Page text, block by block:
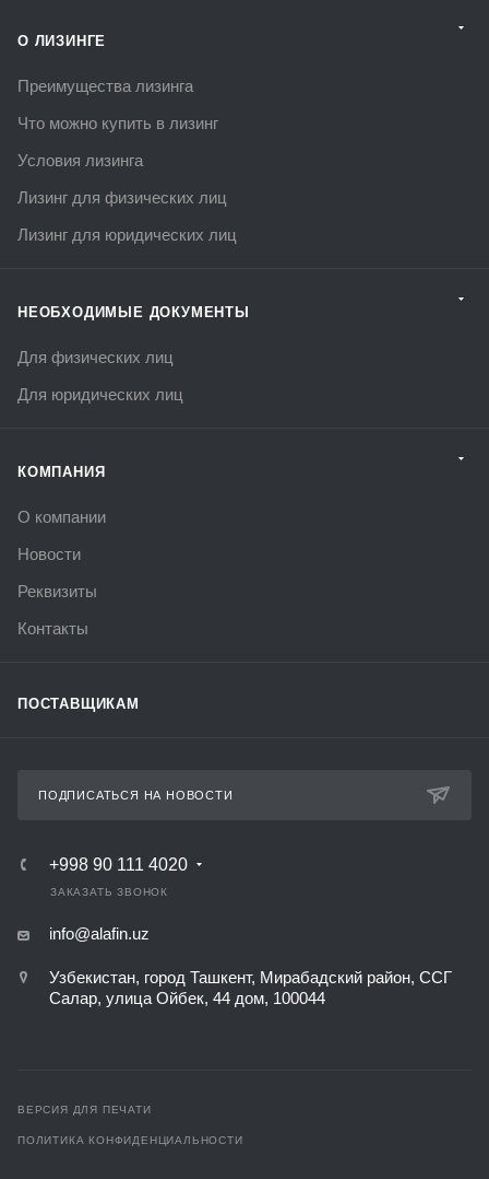
О ЛИЗИНГЕ
Преимущества лизинга
Что можно купить в лизинг
Условия лизинга
Лизинг для физических лиц
Лизинг для юридических лиц
НЕОБХОДИМЫЕ ДОКУМЕНТЫ
Для физических лиц
Для юридических лиц
КОМПАНИЯ
О компании
Новости
Реквизиты
Контакты
ПОСТАВЩИКАМ
ПОДПИСАТЬСЯ НА НОВОСТИ
+998 90 111 4020
ЗАКАЗАТЬ ЗВОНОК
info@alafin.uz
Узбекистан, город Ташкент, Мирабадский район, ССГ
Салар, улица Ойбек, 44 дом, 100044
ВЕРСИЯ ДЛЯ ПЕЧАТИ
ПОЛИТИКА КОНФИДЕНЦИАЛЬНОСТИ